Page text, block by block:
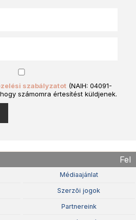
szabályzatot (NAIH: 04091-
számomra értesítést küldjenek.
Fel
Médiaajánlat
Szerzõi jogok
Partnereink